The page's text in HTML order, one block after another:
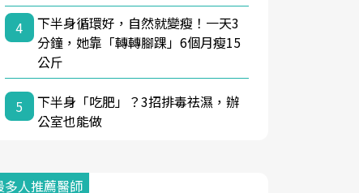
4
下半身循環好，自然就變瘦！一天3
分鐘，她靠「轉轉腳踝」6個月瘦15
公斤
5
下半身「吃肥」？3招排毒祛濕，辦
公室也能做
多人推薦醫師